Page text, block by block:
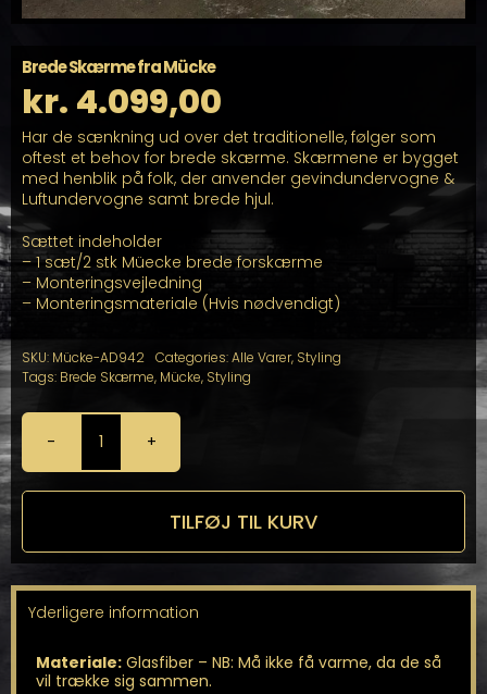
Brede Skærme fra Mücke
kr. 4.099,00
Har de sænkning ud over det traditionelle, følger som
oftest et behov for brede skærme. Skærmene er bygget
med henblik på folk, der anvender gevindundervogne &
Luftundervogne samt brede hjul.
Sættet indeholder
– 1 sæt/2 stk Müecke brede forskærme
– Monteringsvejledning
– Monteringsmateriale (Hvis nødvendigt)
SKU: Mücke-AD942 Categories:Alle Varer, Styling
Tags: Brede Skærme, Mücke, Styling
Brede
Skærme
fra
TILFØJ TIL KURV
Yderligere information
Materiale:Glasfiber – NB: Må ikke få varme, da de så
vil trække sig sammen.